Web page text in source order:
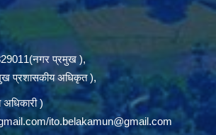
प्रमुख ),
प्रशासकीय अधिकृत ),
)
ito.belakamun@gmail.com